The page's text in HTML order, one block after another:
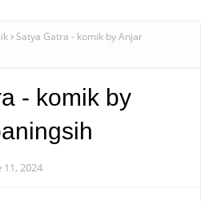
Satya Gatra - komik by Anjar
- komik by
11, 2024